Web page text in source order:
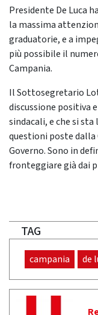
Presidente De Luca
la massima
graduatorie, e a
più possibile il
Campania.
Il Sottosegretario
discussione positiva
sindacali, e che si
questioni poste dalla
Governo. Sono in
fronteggiare già dai
TAG
campania de